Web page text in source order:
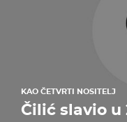
KAO ČETVRTI NOSITELJ
Čilić slavio u